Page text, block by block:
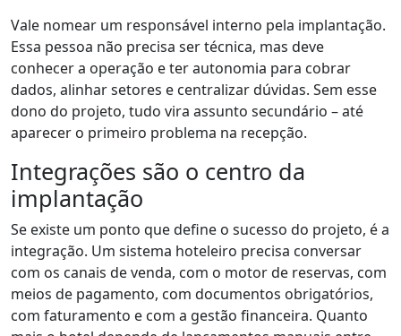
Vale nomear um responsável interno pela implantação.
Essa pessoa não precisa ser técnica, mas deve
conhecer a operação e ter autonomia para cobrar
dados, alinhar setores e centralizar dúvidas. Sem esse
dono do projeto, tudo vira assunto secundário – até
aparecer o primeiro problema na recepção.
Integrações são o centro da
implantação
Se existe um ponto que define o sucesso do projeto, é a
integração. Um sistema hoteleiro precisa conversar
com os canais de venda, com o motor de reservas, com
meios de pagamento, com documentos obrigatórios,
com faturamento e com a gestão financeira. Quanto